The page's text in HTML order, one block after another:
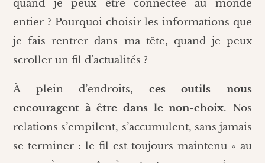
quand je peux être connectée au monde
entier ? Pourquoi choisir les informations que
je fais rentrer dans ma tête, quand je peux
scroller un fil d’actualités ?
À plein d’endroits, ces outils nous
encouragent à être dans le non-choix. Nos
relations s’empilent, s’accumulent, sans jamais
se terminer : le fil est toujours maintenu « au